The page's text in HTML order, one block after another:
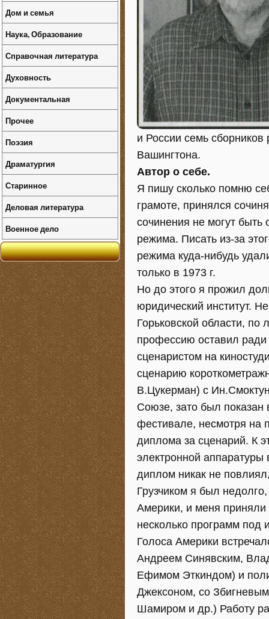
и России семь сборников
Вашингтона.
Автор о себе.
Я пишу сколько помню
грамоте, принялся
сочинения не могут быть
режима. Писать из-зa
режима куда-нибудь
только в 1973 г.
Но до этого я прожил
юридический институт.
Горьковской области,
профессию оставил ради
сценаристом на
сценарию
В.Цукерман) с
Союзе, зато был
фестивале, несмотря на
диплома за сценарий. К
электронной
диплом никак не
Грузчиком я был
Америки, и меня приняли
несколько программ под
Голоса Америки
Андреем Синявским,
Ефимом Эткиндом) и
Джексоном, со
Шамиром и др.) Работу
Дом и семья
Наука, Образование
Справочная литература
Духовность
Документальная
Прочее
Поэзия
Драматургия
Старинное
Деловая литература
Военное дело